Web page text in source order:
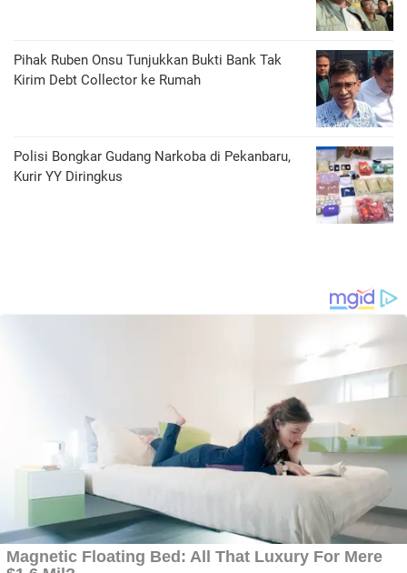
Pihak Ruben Onsu Tunjukkan Bukti Bank Tak
Kirim Debt Collector ke Rumah
Polisi Bongkar Gudang Narkoba di Pekanbaru,
Kurir YY Diringkus